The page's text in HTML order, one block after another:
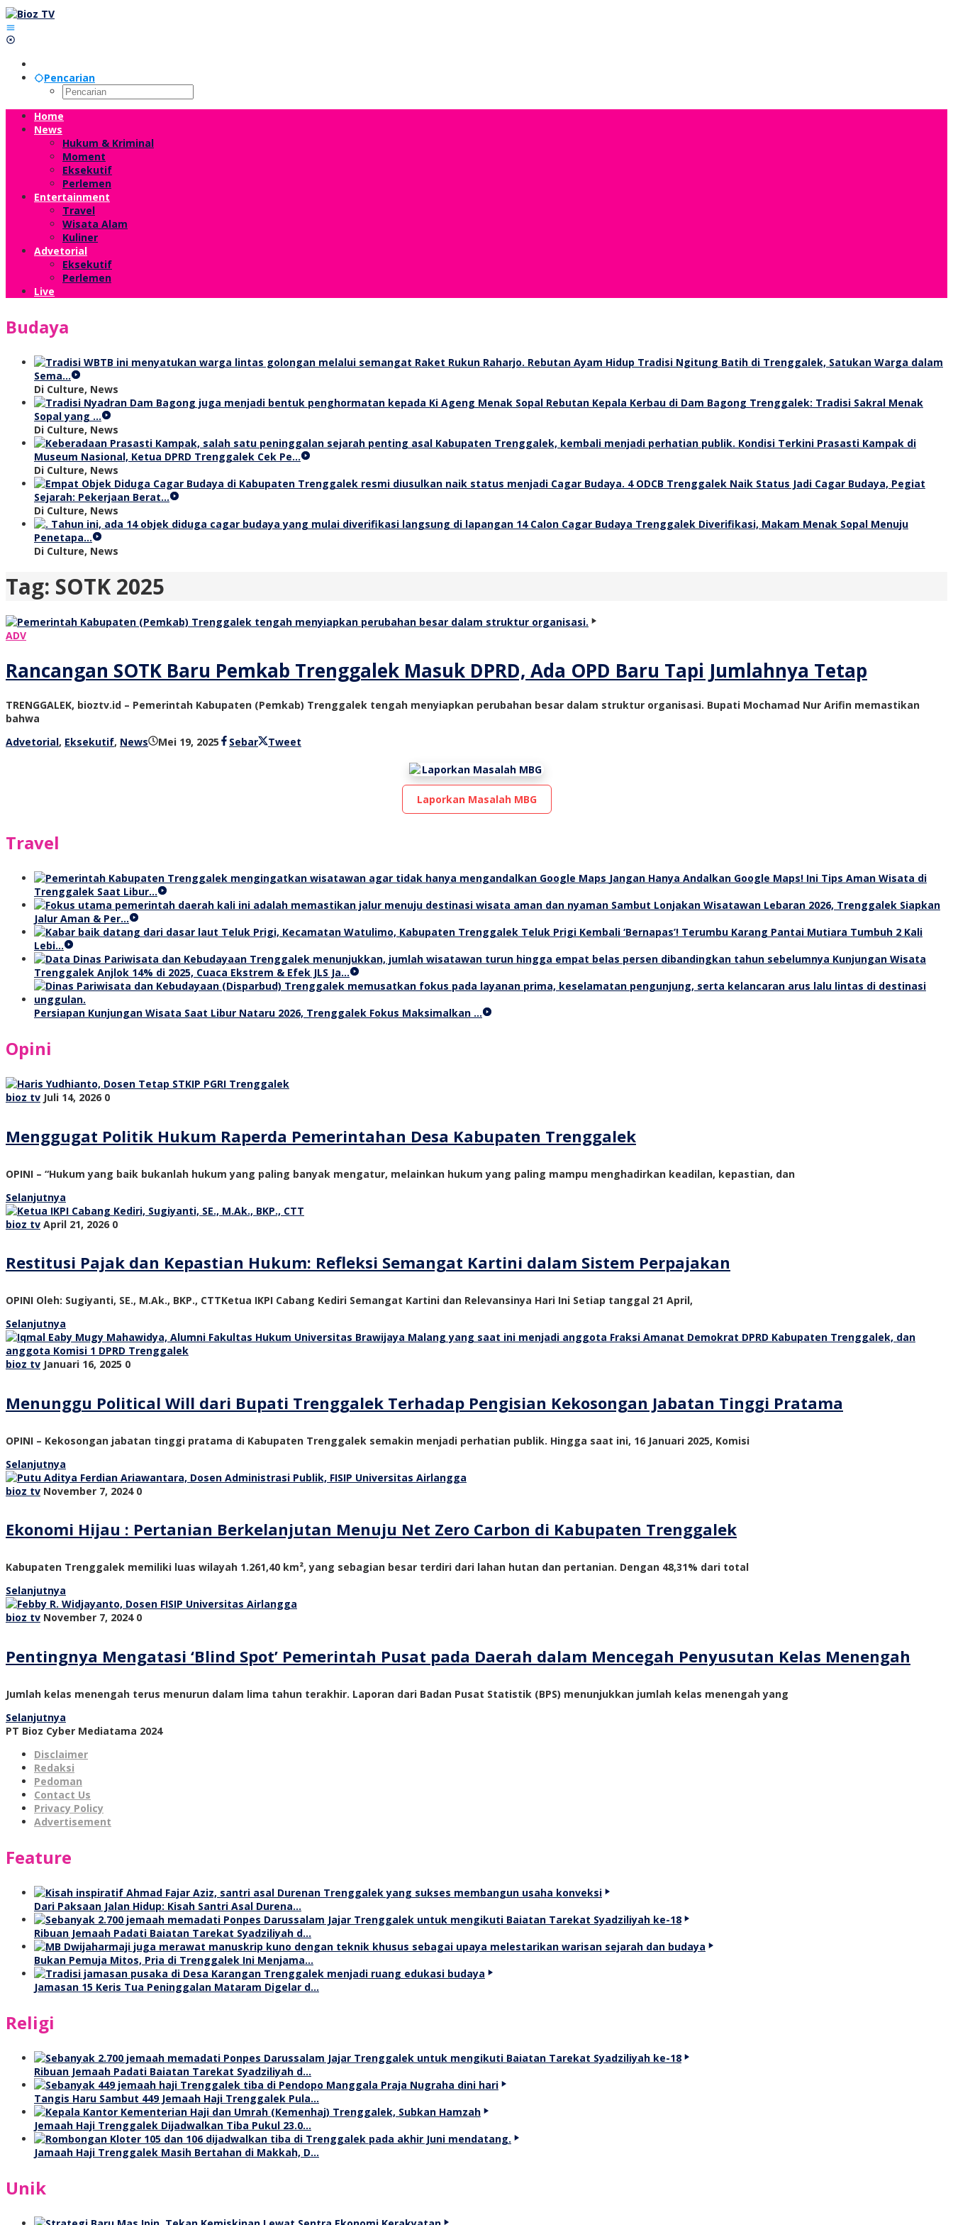
Lewati
ke
konten
Pencarian
Home
News
Hukum & Kriminal
Moment
Eksekutif
Perlemen
Entertainment
Travel
Wisata Alam
Kuliner
Advetorial
Eksekutif
Perlemen
Live
Budaya
Rebutan Ayam Hidup Tradisi Ngitung Batih di Trenggalek, Satukan Warga dalam
Sema…
Di Culture, News
Rebutan Kepala Kerbau di Dam Bagong Trenggalek: Tradisi Sakral Menak
Sopal yang …
Di Culture, News
Kondisi Terkini Prasasti Kampak di
Museum Nasional, Ketua DPRD Trenggalek Cek Pe…
Di Culture, News
4 ODCB Trenggalek Naik Status Jadi Cagar Budaya, Pegiat
Sejarah: Pekerjaan Berat…
Di Culture, News
14 Calon Cagar Budaya Trenggalek Diverifikasi, Makam Menak Sopal Menuju
Penetapa…
Di Culture, News
Tag: SOTK 2025
ADV
Rancangan SOTK Baru Pemkab Trenggalek Masuk DPRD, Ada OPD Baru Tapi Jumlahnya Tetap
TRENGGALEK, bioztv.id – Pemerintah Kabupaten (Pemkab) Trenggalek tengah menyiapkan perubahan besar dalam struktur organisasi. Bupati Mochamad Nur Arifin memastikan
bahwa
Advetorial, Eksekutif, News Mei 19, 2025 olehSebar Tweet
Laporkan Masalah MBG
Travel
Jangan Hanya Andalkan Google Maps! Ini Tips Aman Wisata di
Trenggalek Saat Libur…
Sambut Lonjakan Wisatawan Lebaran 2026, Trenggalek Siapkan
Jalur Aman & Per…
Teluk Prigi Kembali ‘Bernapas’! Terumbu Karang Pantai Mutiara Tumbuh 2 Kali
Lebi…
Kunjungan Wisata
Trenggalek Anjlok 14% di 2025, Cuaca Ekstrem & Efek JLS Ja…
Persiapan Kunjungan Wisata Saat Libur Nataru 2026, Trenggalek Fokus Maksimalkan …
Opini
bioz tv Juli 14, 2026 0
Menggugat Politik Hukum Raperda Pemerintahan Desa Kabupaten Trenggalek
OPINI – “Hukum yang baik bukanlah hukum yang paling banyak mengatur, melainkan hukum yang paling mampu menghadirkan keadilan, kepastian, dan
Selanjutnya
bioz tv April 21, 2026 0
Restitusi Pajak dan Kepastian Hukum: Refleksi Semangat Kartini dalam Sistem Perpajakan
OPINI Oleh: Sugiyanti, SE., M.Ak., BKP., CTTKetua IKPI Cabang Kediri Semangat Kartini dan Relevansinya Hari Ini Setiap tanggal 21 April,
Selanjutnya
bioz tv Januari 16, 2025 0
Menunggu Political Will dari Bupati Trenggalek Terhadap Pengisian Kekosongan Jabatan Tinggi Pratama
OPINI – Kekosongan jabatan tinggi pratama di Kabupaten Trenggalek semakin menjadi perhatian publik. Hingga saat ini, 16 Januari 2025, Komisi
Selanjutnya
bioz tv November 7, 2024 0
Ekonomi Hijau : Pertanian Berkelanjutan Menuju Net Zero Carbon di Kabupaten Trenggalek
Kabupaten Trenggalek memiliki luas wilayah 1.261,40 km², yang sebagian besar terdiri dari lahan hutan dan pertanian. Dengan 48,31% dari total
Selanjutnya
bioz tv November 7, 2024 0
Pentingnya Mengatasi ‘Blind Spot’ Pemerintah Pusat pada Daerah dalam Mencegah Penyusutan Kelas Menengah
Jumlah kelas menengah terus menurun dalam lima tahun terakhir. Laporan dari Badan Pusat Statistik (BPS) menunjukkan jumlah kelas menengah yang
Selanjutnya
PT Bioz Cyber Mediatama 2024
Disclaimer
Redaksi
Pedoman
Contact Us
Privacy Policy
Advertisement
Feature
Dari Paksaan Jalan Hidup: Kisah Santri Asal Durena…
Ribuan Jemaah Padati Baiatan Tarekat Syadziliyah d…
Bukan Pemuja Mitos, Pria di Trenggalek Ini Menjama…
Jamasan 15 Keris Tua Peninggalan Mataram Digelar d…
Religi
Ribuan Jemaah Padati Baiatan Tarekat Syadziliyah d…
Tangis Haru Sambut 449 Jemaah Haji Trenggalek Pula…
Jemaah Haji Trenggalek Dijadwalkan Tiba Pukul 23.0…
Jamaah Haji Trenggalek Masih Bertahan di Makkah, D…
Unik